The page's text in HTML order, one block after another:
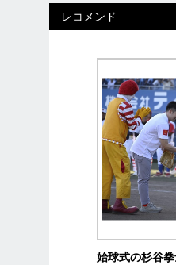
レコメンド
始球式の杉谷